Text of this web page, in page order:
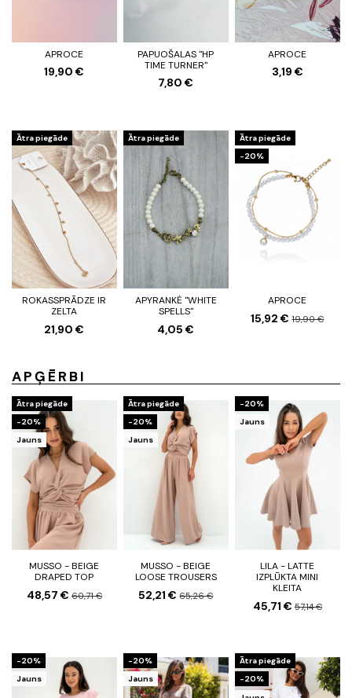
APROCE
19,90 €
PAPUOŠALAS "HP
TIME TURNER"
7,80 €
APROCE
3,19 €
Ātra piegāde
ROKASSPRĀDZE IR
ZELTA
21,90 €
Ātra piegāde
APYRANKĖ "WHITE
SPELLS"
4,05 €
Ātra piegāde
-20%
APROCE
15,92 €19,90 €
APĢĒRBI
Ātra piegāde
-20%
Jauns
MUSSO - BEIGE
DRAPED TOP
48,57 € 60,71 €
Ātra piegāde
-20%
Jauns
MUSSO - BEIGE
LOOSE TROUSERS
52,21 €65,26 €
-20%
Jauns
LILA - LATTE
IZPLŪKTA MINI
KLEITA
45,71 € 57,14 €
-20%
Jauns
-20%
Jauns
Ātra piegāde
-20%